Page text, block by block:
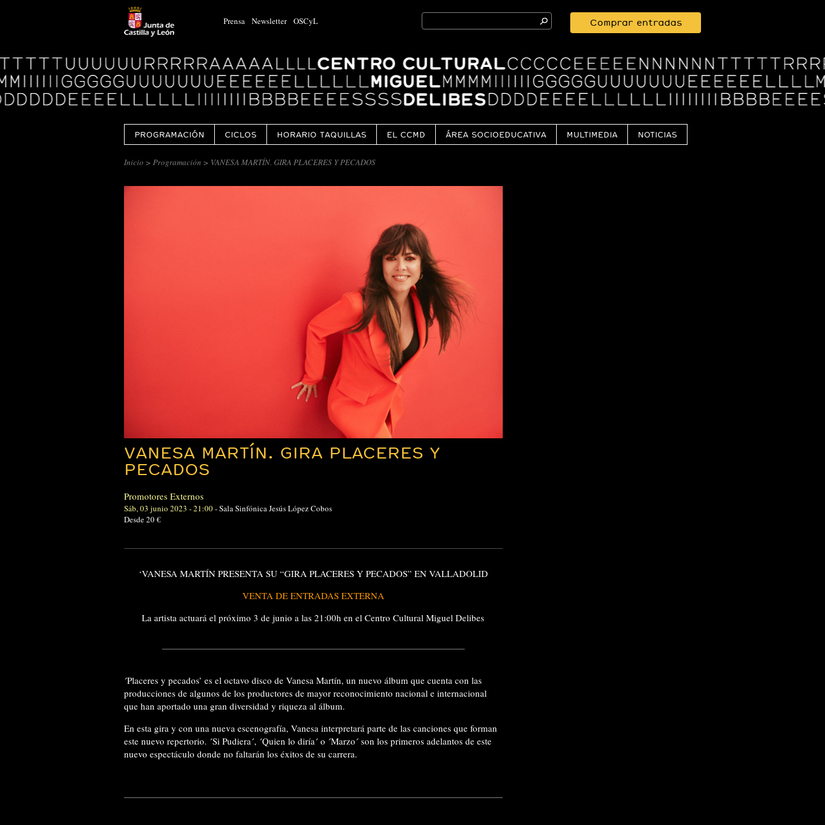
Prensa Newsletter OSCyL
Search
for:
Comprar entradas
Logo
Centro
Cultural
Miguel
Delibes
PROGRAMACIÓN CICLOS HORARIO TAQUILLAS EL CCMD ÁREA SOCIOEDUCATIVA MULTIMEDIA NOTICIAS
Inicio > Programación > VANESA MARTÍN. GIRA PLACERES Y PECADOS
VANESA MARTÍN. GIRA PLACERES Y
PECADOS
Promotores Externos
Sáb, 03 junio 2023 - 21:00-Sala Sinfónica Jesús López Cobos
Desde 20 €
‘VANESA MARTÍN PRESENTA SU “GIRA PLACERES Y PECADOS” EN VALLADOLID
VENTA DE ENTRADAS EXTERNA
La artista actuará el próximo 3 de junio a las 21:00h en el Centro Cultural Miguel Delibes
´Placeres y pecados’ es el octavo disco de Vanesa Martín, un nuevo álbum que cuenta con las
producciones de algunos de los productores de mayor reconocimiento nacional e internacional
que han aportado una gran diversidad y riqueza al álbum.
En esta gira y con una nueva escenografía, Vanesa interpretará parte de las canciones que forman
este nuevo repertorio. ´Si Pudiera´, ´Quien lo diría´ o ´Marzo´ son los primeros adelantos de este
nuevo espectáculo donde no faltarán los éxitos de su carrera.